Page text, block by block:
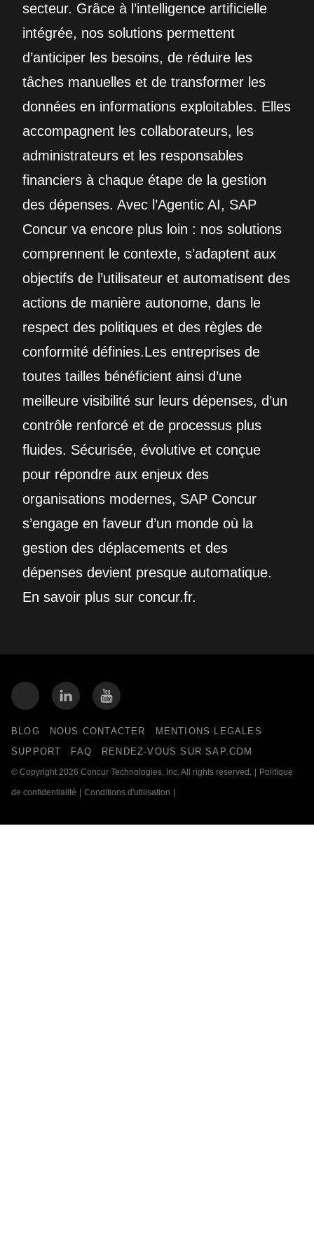
secteur. Grâce à l’intelligence artificielle
intégrée, nos solutions permettent
d’anticiper les besoins, de réduire les
tâches manuelles et de transformer les
données en informations exploitables. Elles
accompagnent les collaborateurs, les
administrateurs et les responsables
financiers à chaque étape de la gestion
des dépenses. Avec l’Agentic AI, SAP
Concur va encore plus loin : nos solutions
comprennent le contexte, s’adaptent aux
objectifs de l’utilisateur et automatisent des
actions de manière autonome, dans le
respect des politiques et des règles de
conformité définies.Les entreprises de
toutes tailles bénéficient ainsi d’une
meilleure visibilité sur leurs dépenses, d’un
contrôle renforcé et de processus plus
fluides. Sécurisée, évolutive et conçue
pour répondre aux enjeux des
organisations modernes, SAP Concur
s’engage en faveur d’un monde où la
gestion des déplacements et des
dépenses devient presque automatique.
En savoir plus sur concur.fr.
BLOG NOUS CONTACTER
MENTIONS LEGALES
SUPPORT
FAQ RENDEZ-VOUS SUR SAP.COM
© Copyright 2026 Concur Technologies, Inc. All rights reserved. Politique
de confidentialité Conditions d'utilisation